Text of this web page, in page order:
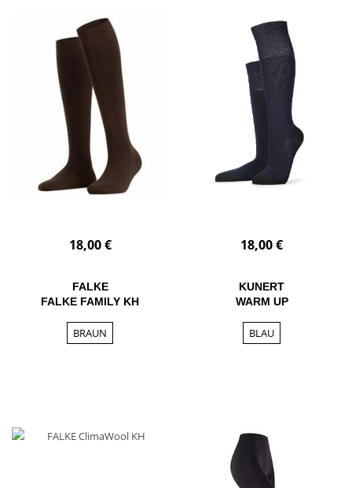
18,00 €
FALKE
FALKE FAMILY KH
BRAUN
18,00 €
KUNERT
WARM UP
BLAU